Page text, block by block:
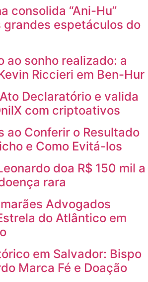
consolida “Ani-Hu”
grandes espetáculos do
ao sonho realizado: a
Riccieri em Ben-Hur
Declaratório e valida
com criptoativos
ao Conferir o Resultado
e Como Evitá-los
doa R$ 150 mil a
rara
Advogados
do Atlântico em
em Salvador: Bispo
Marca Fé e Doação